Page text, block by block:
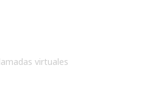
virtuales